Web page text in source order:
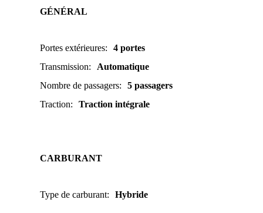
GÉNÉRAL
Portes extérieures:
4 portes
Transmission:
Automatique
Nombre de passagers:
5 passagers
Traction: Traction intégrale
CARBURANT
Type de carburant: Hybride